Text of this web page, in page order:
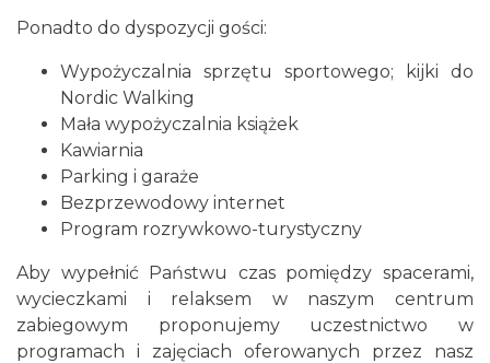
Ponadto do dyspozycji gości:
Wypożyczalnia sprzętu sportowego; kijki do
Nordic Walking
Mała wypożyczalnia książek
Kawiarnia
Parking i garaże
Bezprzewodowy internet
Program rozrywkowo-turystyczny
Aby wypełnić Państwu czas pomiędzy spacerami,
wycieczkami i relaksem w naszym centrum
zabiegowym proponujemy uczestnictwo w
programach i zajęciach oferowanych przez nasz